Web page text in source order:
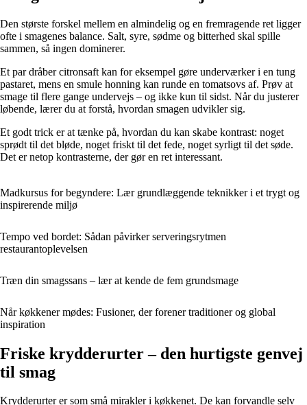
Den største forskel mellem en almindelig og en fremragende ret ligger
ofte i smagenes balance. Salt, syre, sødme og bitterhed skal spille
sammen, så ingen dominerer.
Et par dråber citronsaft kan for eksempel gøre underværker i en tung
pastaret, mens en smule honning kan runde en tomatsovs af. Prøv at
smage til flere gange undervejs – og ikke kun til sidst. Når du justerer
løbende, lærer du at forstå, hvordan smagen udvikler sig.
Et godt trick er at tænke på, hvordan du kan skabe kontrast: noget
sprødt til det bløde, noget friskt til det fede, noget syrligt til det søde.
Det er netop kontrasterne, der gør en ret interessant.
Madkursus for begyndere: Lær grundlæggende teknikker i et trygt og
inspirerende miljø
Tempo ved bordet: Sådan påvirker serveringsrytmen
restaurantoplevelsen
Træn din smagssans – lær at kende de fem grundsmage
Når køkkener mødes: Fusioner, der forener traditioner og global
inspiration
Friske krydderurter – den hurtigste genvej
til smag
Krydderurter er som små mirakler i køkkenet. De kan forvandle selv